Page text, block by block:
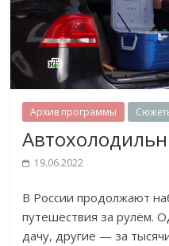
Архив программы
19.06.2022
В России продолжают
путешествия за рулём.
дачу, другие — за